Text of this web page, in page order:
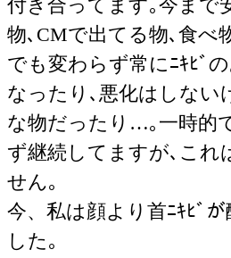
付き合ってます｡今まで
物､CMで出てる物､食べ
でも変わらず常にﾆｷﾋﾞ
なったり､悪化はしない
な物だったり…｡一時的
ず継続してますが､これ
せん｡
今、私は顔より首ﾆｷﾋﾞ
した｡